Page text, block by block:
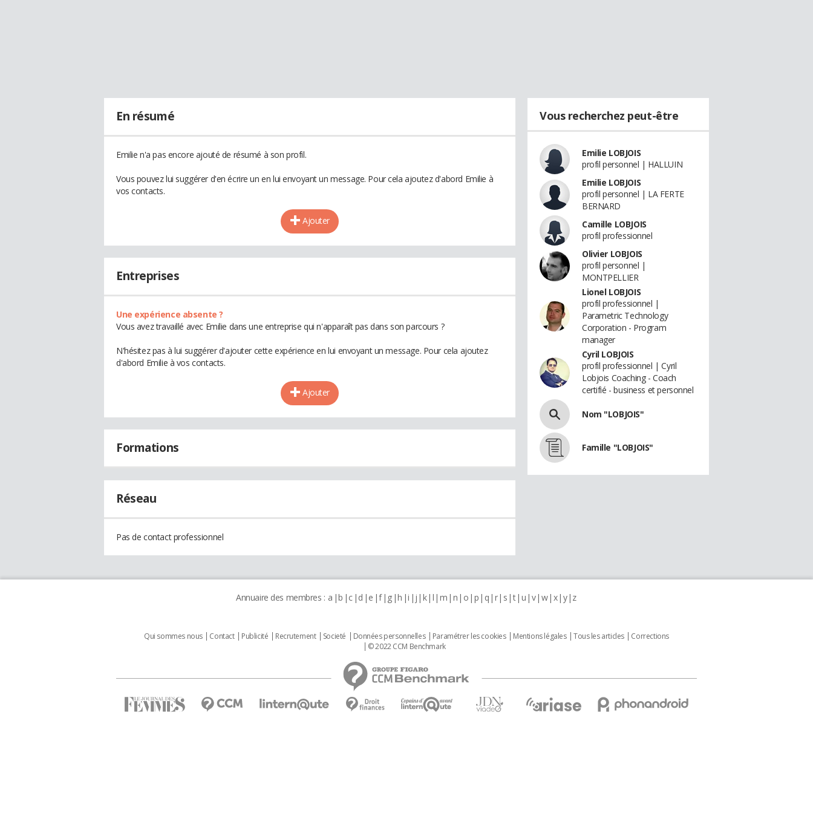
En résumé
Emilie n'a pas encore ajouté de résumé à son profil.
Vous pouvez lui suggérer d'en écrire un en lui envoyant un message. Pour cela ajoutez d'abord Emilie à
vos contacts.
Ajouter
Entreprises
Une expérience absente ?
Vous avez travaillé avec Emilie dans une entreprise qui n'apparaît pas dans son parcours ?
N'hésitez pas à lui suggérer d'ajouter cette expérience en lui envoyant un message. Pour cela ajoutez
d'abord Emilie à vos contacts.
Ajouter
Formations
Réseau
Pas de contact professionnel
Vous recherchez peut-être
Emilie LOBJOIS
profil personnel | HALLUIN
Emilie LOBJOIS
profil personnel | LA FERTE
BERNARD
Camille LOBJOIS
profil professionnel
Olivier LOBJOIS
profil personnel |
MONTPELLIER
Lionel LOBJOIS
profil professionnel |
Parametric Technology
Corporation - Program
manager
Cyril LOBJOIS
profil professionnel | Cyril
Lobjois Coaching - Coach
certifié - business et personnel
Nom "LOBJOIS"
Famille "LOBJOIS"
Annuaire des membres : a b c d e f g h i j k l m n o p q r s t u v w x y z
Qui sommes nous Contact Publicité Recrutement Societé Données personnelles Paramétrer les cookies Mentions légales Tous les articles
Corrections
© 2022 CCM Benchmark